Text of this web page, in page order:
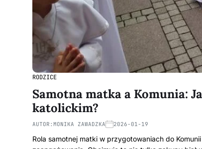
RODZICE
Samotna matka a Komunia:
katolickim?
AUTOR: MONIKA ZAWADZKA 2026-01-19
Rola samotnej matki w przygotowaniach do